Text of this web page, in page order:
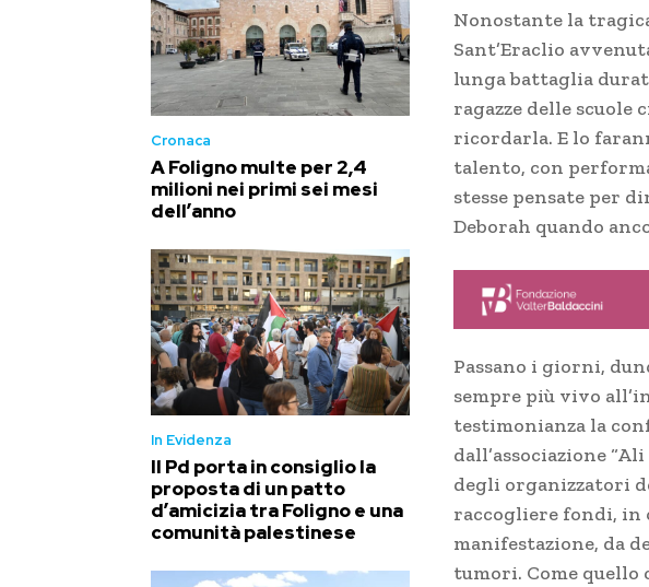
Cronaca
A Foligno multe per 2,4
milioni nei primi sei mesi
dell’anno
In Evidenza
Il Pd porta in consiglio la
proposta di un patto
d’amicizia tra Foligno e una
comunità palestinese
Nonostante la
Sant’Eraclio
lunga battaglia
ragazze delle
ricordarla. E lo
talento, con
stesse pensate per
Deborah quando
Passano i giorni,
sempre più vivo
testimonianza la
dall’associazione
degli organizzatori
raccogliere fondi, in
manifestazione, da
tumori. Come quello